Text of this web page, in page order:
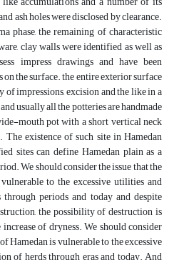
ash holes were disclosed by clearance.
phase, the remaining of characteristic
clay walls were identified as well as
impress drawings and have been
the surface. the entire exterior surface
impressions, excision and the like in a
usually all the potteries are handmade
mouth pot with a short vertical neck
existence of such site in Hamedan
sites can define Hamedan plain as a
We should consider the issue that the
to the excessive utilities and
periods and today and despite
the possibility of destruction is
of dryness. We should consider
Hamedan is vulnerable to the excessive